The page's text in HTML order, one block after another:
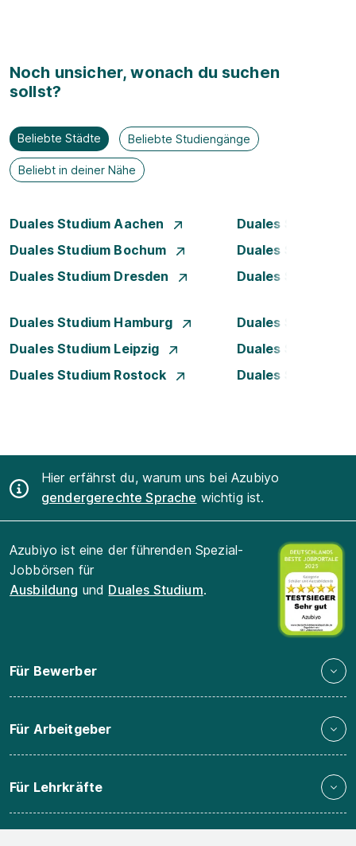
Noch unsicher, wonach du suchen
sollst?
Beliebte Städte Beliebte Studiengänge
Beliebt in deiner Nähe
Duales Studium Aachen
Duales Studium
Duales Studium Bochum
Duales Studium
Duales Studium Dresden
Duales Studium
Duales Studium Hamburg
Duales Studium
Duales Studium Leipzig
Duales Studium
Duales Studium Rostock
Duales Studium
Hier erfährst du, warum uns bei Azubiyo
gendergerechte Sprache wichtig ist.
Azubiyo ist eine der führenden Spezial-
Jobbörsen für
Ausbildung und Duales Studium.
Für Bewerber
Für Arbeitgeber
Für Lehrkräfte